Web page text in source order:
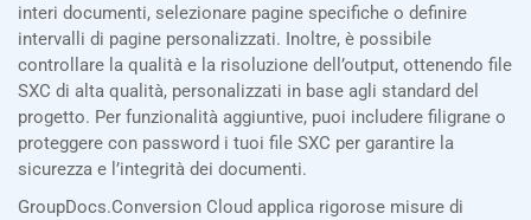
interi documenti, selezionare pagine specifiche o definire
intervalli di pagine personalizzati. Inoltre, è possibile
controllare la qualità e la risoluzione dell’output, ottenendo file
SXC di alta qualità, personalizzati in base agli standard del
progetto. Per funzionalità aggiuntive, puoi includere filigrane o
proteggere con password i tuoi file SXC per garantire la
sicurezza e l’integrità dei documenti.
GroupDocs.Conversion Cloud applica rigorose misure di